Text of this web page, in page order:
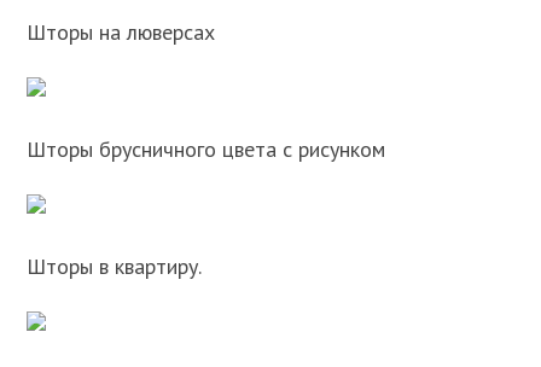
Шторы на люверсах
Шторы брусничного цвета с рисунком
Шторы в квартиру.